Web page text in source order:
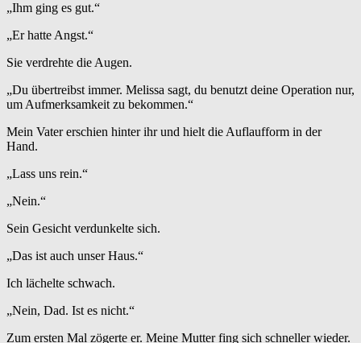
„Ihm ging es gut.“
„Er hatte Angst.“
Sie verdrehte die Augen.
„Du übertreibst immer. Melissa sagt, du benutzt deine Operation nur,
um Aufmerksamkeit zu bekommen.“
Mein Vater erschien hinter ihr und hielt die Auflaufform in der
Hand.
„Lass uns rein.“
„Nein.“
Sein Gesicht verdunkelte sich.
„Das ist auch unser Haus.“
Ich lächelte schwach.
„Nein, Dad. Ist es nicht.“
Zum ersten Mal zögerte er. Meine Mutter fing sich schneller wieder.